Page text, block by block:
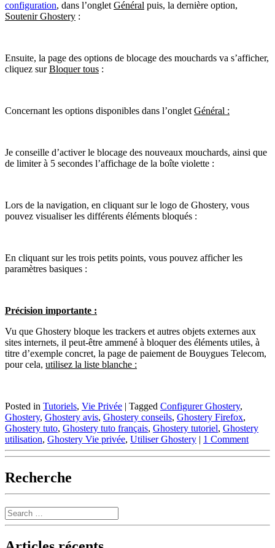
configuration, dans l’onglet Général puis, la dernière option,
Soutenir Ghostery :
Ensuite, la page des options de blocage des mouchards va s’afficher,
cliquez surBloquer tous :
Concernant les options disponibles dans l’onglet Général :
Je conseille d’activer le blocage des nouveaux mouchards, ainsi que
de limiter à 5 secondes l’affichage de la boîte violette :
Lors de la navigation, en cliquant sur le logo de Ghostery, vous
pouvez visualiser les différents éléments bloqués :
En cliquant sur les trois petits points, vous pouvez afficher les
paramètres basiques :
Précision importante :
Vu que Ghostery bloque les trackers et autres objets externes aux
sites internets, il peut-être ammené à bloquer des éléments utiles, à
titre d’exemple concret, la page de paiement de Bouygues Telecom,
pour cela, utilisez la liste blanche :
Posted in Tutoriels, Vie Privée | Tagged Configurer Ghostery,
Ghostery, Ghostery avis, Ghostery conseils, Ghostery Firefox,
Ghostery tuto, Ghostery tuto français, Ghostery tutoriel, Ghostery
utilisation, Ghostery Vie privée, Utiliser Ghostery | 1 Comment
Recherche
Search